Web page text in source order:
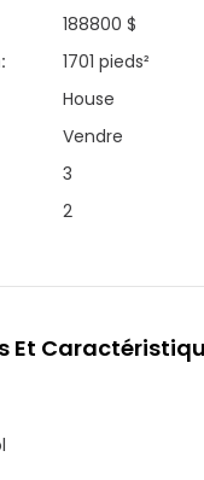
188800 $
:
1701 pieds²
House
Vendre
3
2
Et